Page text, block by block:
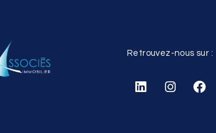
Retrouvez-nous sur :